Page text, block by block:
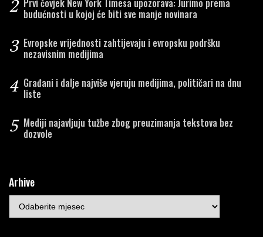
2 Prvi čovjek New York Timesa upozorava: Jurimo prema
budućnosti u kojoj će biti sve manje novinara
3 Evropske vrijednosti zahtijevaju i evropsku podršku
nezavisnim medijima
4 Građani i dalje najviše vjeruju medijima, političari na dnu
liste
5 Mediji najavljuju tužbe zbog preuzimanja tekstova bez
dozvole
Arhive